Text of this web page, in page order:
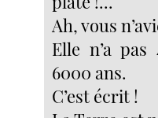
Ah, vous
Elle n’a pas
6000 ans.
C’est écrit !